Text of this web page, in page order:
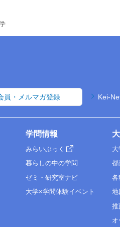
員・メルマガ登録 Kei-
学問情報
みらいぶっく
暮らしの中の学問
ゼミ・研究室ナビ
大学×学問体験イベント
都
各
地
推